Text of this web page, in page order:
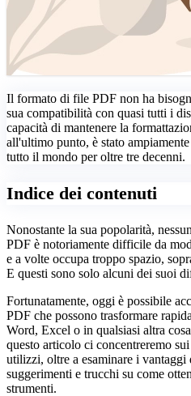
Il formato di file PDF non ha
sua compatibilità con quasi tutti i
capacità di mantenere la
all'ultimo punto, è stato
tutto il mondo per oltre tre decenni.
Indice dei contenuti
Nonostante la sua popolarità,
PDF è notoriamente difficile da
e a volte occupa troppo spazio,
E questi sono solo alcuni dei suoi
Fortunatamente, oggi è possibile
PDF che possono trasformare
Word, Excel o in qualsiasi altra
questo articolo ci concentreremo
utilizzi, oltre a esaminare i
suggerimenti e trucchi su come
strumenti.